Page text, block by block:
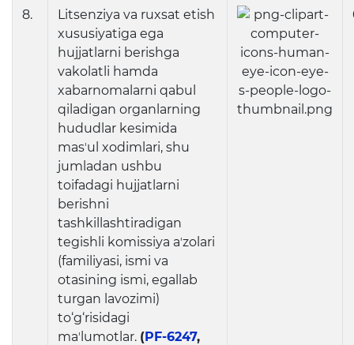
8.
Litsenziya va ruxsat etish
xususiyatiga ega
hujjatlarni berishga
vakolatli hamda
xabarnomalarni qabul
qiladigan organlarning
hududlar kesimida
masʼul xodimlari, shu
jumladan ushbu
toifadagi hujjatlarni
berishni
tashkillashtiradigan
tegishli komissiya aʼzolari
(familiyasi, ismi va
otasining ismi, egallab
turgan lavozimi)
to‘g‘risidagi
maʼlumotlar. (PF-6247,